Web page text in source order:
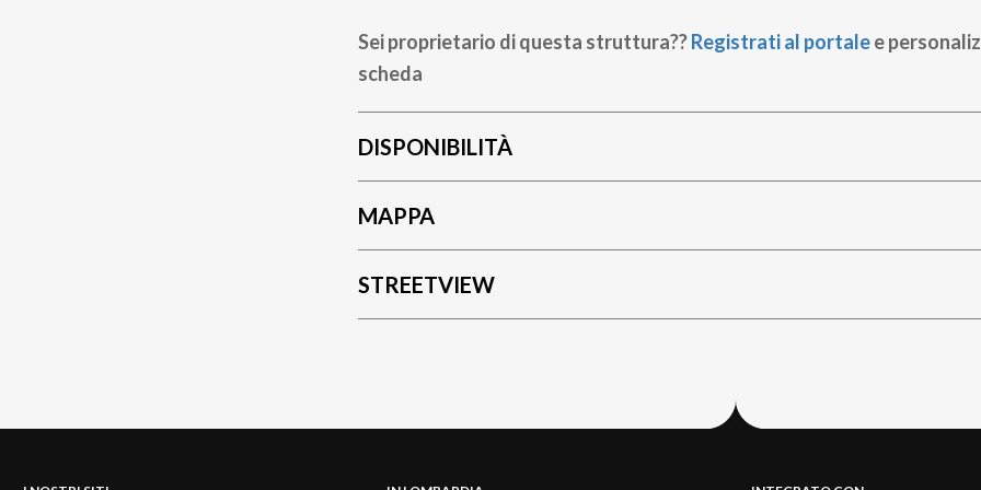
Sei proprietario di questa struttura??Registrati al portalee
scheda
DISPONIBILITÀ
MAPPA
STREETVIEW